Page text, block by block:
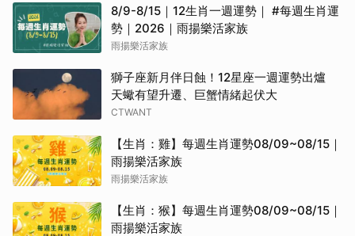
8/9-8/15｜12生肖一週運勢｜ #每週生肖運
勢｜2026｜雨揚樂活家族
雨揚樂活家族
獅子座新月伴日蝕！12星座一週運勢出爐
天蠍有望升遷、巨蟹情緒起伏大
CTWANT
【生肖：雞】每週生肖運勢08/09~08/15｜
雨揚樂活家族
雨揚樂活家族
【生肖：猴】每週生肖運勢08/09~08/15｜
雨揚樂活家族